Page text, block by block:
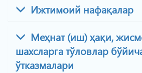
Ижтимоий нафақалар
Меҳнат (иш) ҳақи,
шахсларга тўловлар
ўтказмалари